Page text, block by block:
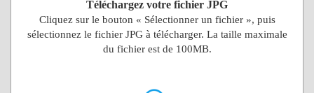
Téléchargez votre fichier JPG
Cliquez sur le bouton « Sélectionner un fichier », puis
sélectionnez le fichier JPG à télécharger. La taille maximale
du fichier est de 100MB.